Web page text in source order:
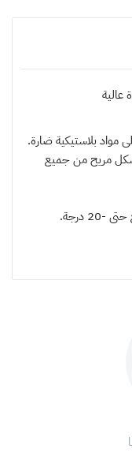
مواد بلاستيكية ضارة.
مريح من جميع
درجة.